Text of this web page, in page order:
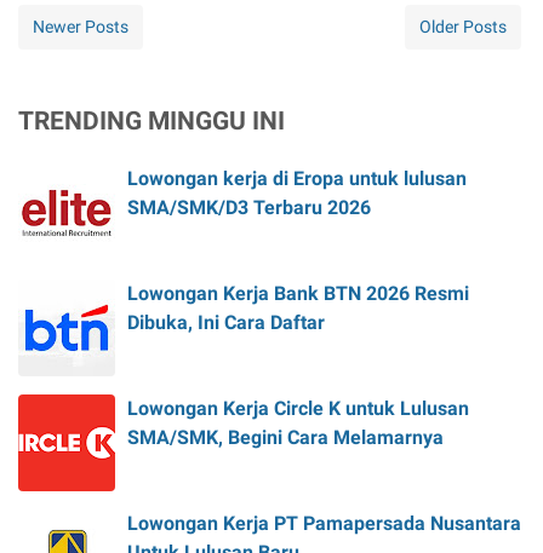
Newer Posts Older Posts
TRENDING MINGGU INI
Lowongan kerja di Eropa untuk lulusan
SMA/SMK/D3 Terbaru 2026
Lowongan Kerja Bank BTN 2026 Resmi
Dibuka, Ini Cara Daftar
Lowongan Kerja Circle K untuk Lulusan
SMA/SMK, Begini Cara Melamarnya
Lowongan Kerja PT Pamapersada Nusantara